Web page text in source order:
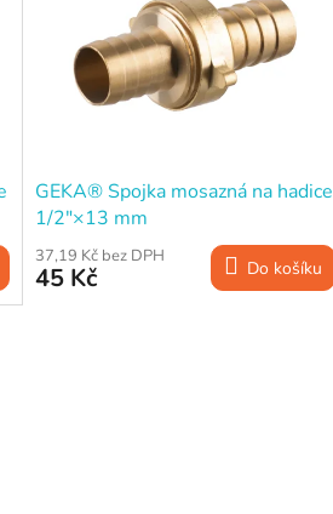
GEKA® Spojka mosazná na hadice
1/2"×13 mm
37,19 Kč bez DPH
45 Kč Do košíku